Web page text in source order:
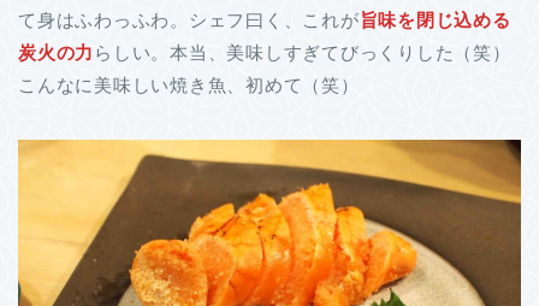
て身はふわっふわ。シェフ曰く、これが旨味を閉じ込める
炭火の力 らしい。本当、美味しすぎてびっくりした（笑）
こんなに美味しい焼き魚、初めて（笑）